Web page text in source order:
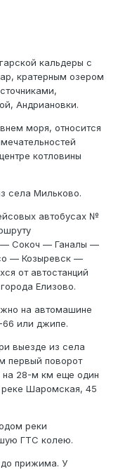
кальдеры с
кратерным озером
Андриановки.
моря, относится
котловины
села Мильково.
автобусах №
— Сокоч — Ганалы —
— Козыревск —
от автостанций
Елизово.
на автомашине
или джипе.
выезде из села
первый поворот
на 28-м км еще один
реке Шаромская, 45
реки
ГТС колею.
прижима. У